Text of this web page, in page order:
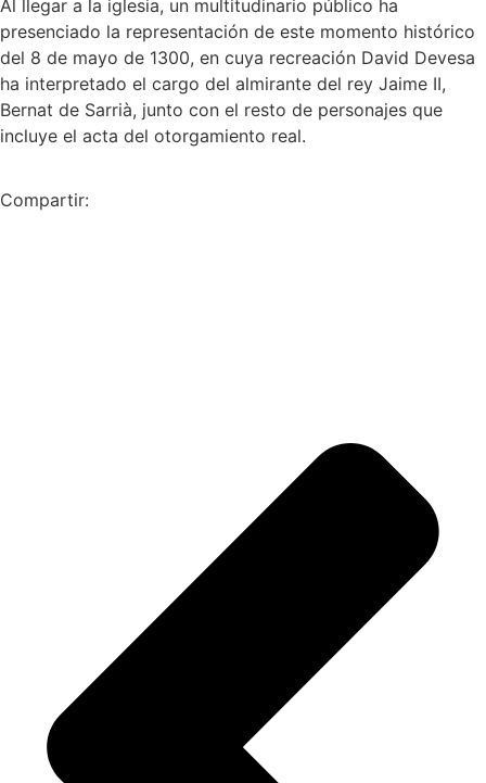
Al llegar a la iglesia, un multitudinario público ha
presenciado la representación de este momento histórico
del 8 de mayo de 1300, en cuya recreación David Devesa
ha interpretado el cargo del almirante del rey Jaime II,
Bernat de Sarrià, junto con el resto de personajes que
incluye el acta del otorgamiento real.
Compartir: